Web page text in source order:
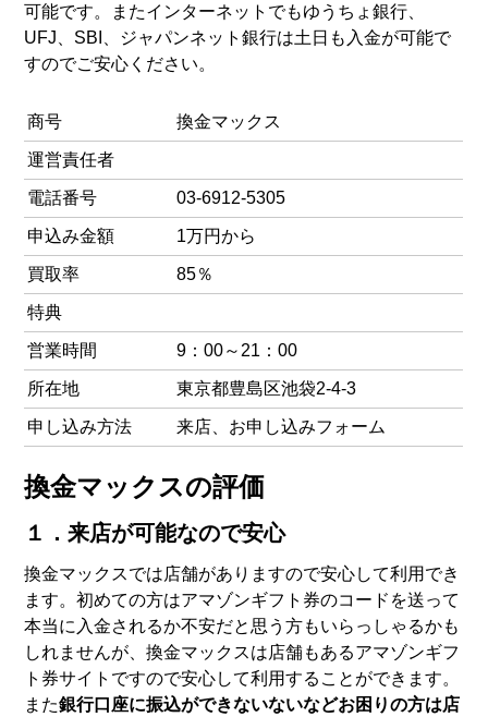
可能です。またインターネットでもゆうちょ銀行、
UFJ、SBI、ジャパンネット銀行は土日も入金が可能で
すのでご安心ください。
商号 換金マックス
運営責任者
電話番号 03-6912-5305
申込み金額 1万円から
買取率 85％
特典
営業時間 9：00～21：00
所在地 東京都豊島区池袋2-4-3
申し込み方法 来店、お申し込みフォーム
換金マックスの評価
１．来店が可能なので安心
換金マックスでは店舗がありますので安心して利用でき
ます。初めての方はアマゾンギフト券のコードを送って
本当に入金されるか不安だと思う方もいらっしゃるかも
しれませんが、換金マックスは店舗もあるアマゾンギフ
ト券サイトですので安心して利用することができます。
また銀行口座に振込ができないないなどお困りの方は店